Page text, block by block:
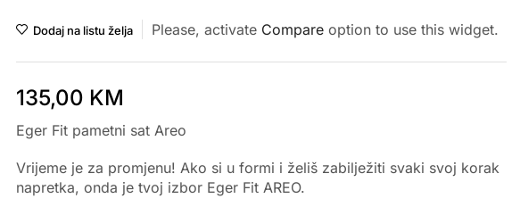
Dodaj na listu želja Please, activate Compareoption to use this widget.
135,00 KM
Eger Fit pametni sat Areo
Vrijeme je za promjenu! Ako si u formi i želiš zabilježiti svaki svoj korak
napretka, onda je tvoj izbor Eger Fit AREO.